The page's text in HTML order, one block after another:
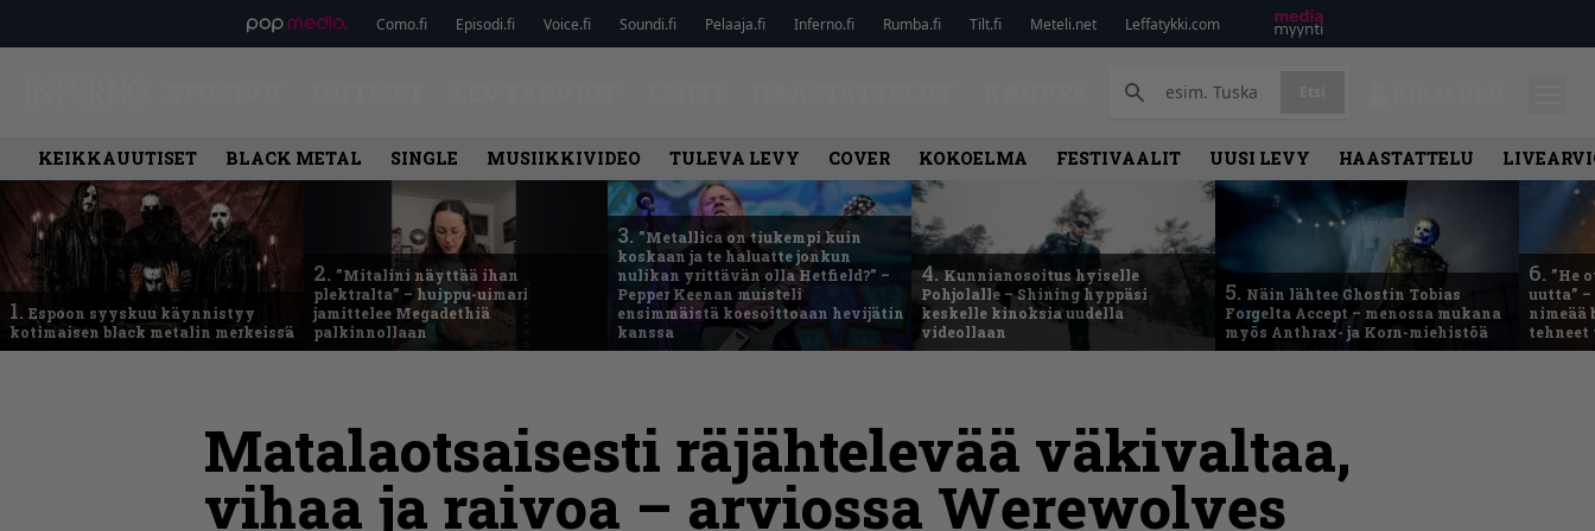
Como.fi Episodi.fi Voice.fi Soundi.fi Pelaaja.fi Inferno.fi Rumba.fi Tilt.fi Meteli.net Leffatykki.com
KEIKKAUUTISET BLACK METAL SINGLE MUSIIKKIVIDEO TULEVA LEVY COVER KOKOELMA FESTIVAALIT UUSI LEVY HAASTATTELU
1. Espoon syyskuu käynnistyy
kotimaisen black metalin merkeissä
2. ”Mitalini näyttää ihan
plektralta” – huippu-uimari
jamittelee Megadethiä
palkinnollaan
3. ”Metallica on tiukempi kuin
koskaan ja te haluatte jonkun
nulikan yrittävän olla Hetfield?” –
Pepper Keenan muisteli
ensimmäistä koesoittoaan hevijätin
kanssa
4. Kunnianosoitus hyiselle
Pohjolalle – Shining hyppäsi
keskelle kinoksia uudella
videollaan
5. Näin lähtee Ghostin Tobias
Forgelta Accept – menossa mukana
myös Anthrax- ja Korn-miehistöä
6. ”He
uutta”
nimeää
Matalaotsaisesti räjähtelevää väkivaltaa,
vihaa ja raivoa – arviossa Werewolves